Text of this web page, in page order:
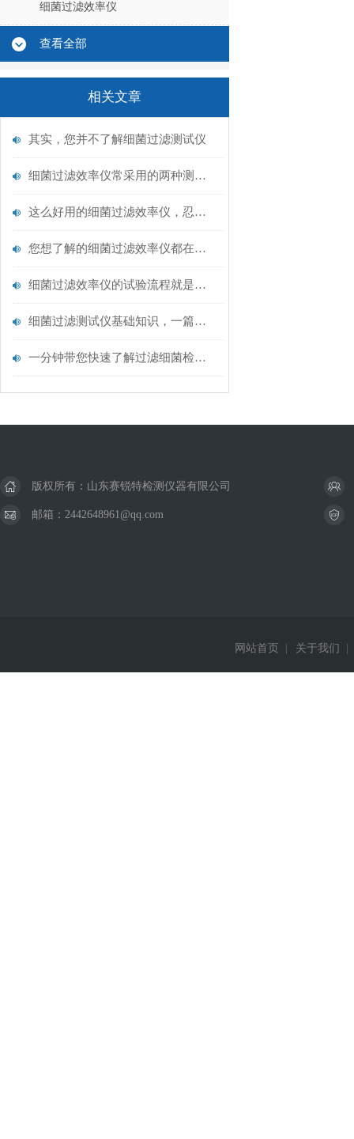
细菌过滤效率仪
查看全部
相关文章
其实，您并不了解细菌过滤测试仪
细菌过滤效率仪常采用的两种测量方法是什么
这么好用的细菌过滤效率仪，忍不住推荐给你
您想了解的细菌过滤效率仪都在这里了
细菌过滤效率仪的试验流程就是这么简单
细菌过滤测试仪基础知识，一篇搞定
一分钟带您快速了解过滤细菌检测仪
版权所有：山东赛锐特检测仪器有限公司
邮箱：2442648961@qq.com
网站首页 关于我们